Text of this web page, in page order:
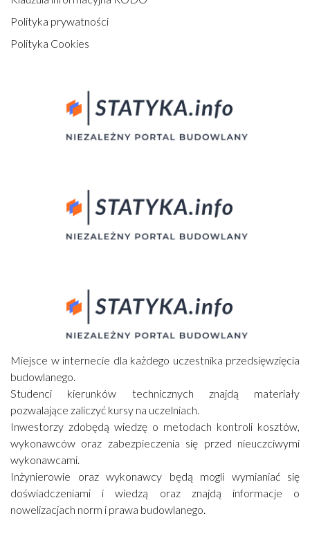
Polityka prywatności
Polityka Cookies
Miejsce w internecie dla każdego uczestnika przedsięwzięcia
budowlanego.
Studenci kierunków technicznych znajdą materiały
pozwalające zaliczyć kursy na uczelniach.
Inwestorzy zdobędą wiedzę o metodach kontroli kosztów,
wykonawców oraz zabezpieczenia się przed nieuczciwymi
wykonawcami.
Inżynierowie oraz wykonawcy będą mogli wymianiać się
doświadczeniami i wiedzą oraz znajdą informacje o
nowelizacjach norm i prawa budowlanego.